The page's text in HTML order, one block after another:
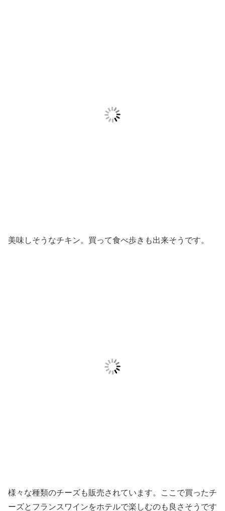
美味しそうなチキン。買って食べ歩きも出来そうです。
様々な種類のチーズも販売されています。ここで買ったチ
ーズとフランスワインをホテルで楽しむのも良さそうです